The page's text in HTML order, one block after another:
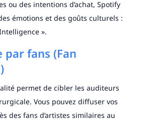
ou des intentions d’achat, Spotify
émotions et des goûts culturels :
».
par fans (Fan
permet de cibler les auditeurs
Vous pouvez diffuser vos
des fans d’artistes similaires au